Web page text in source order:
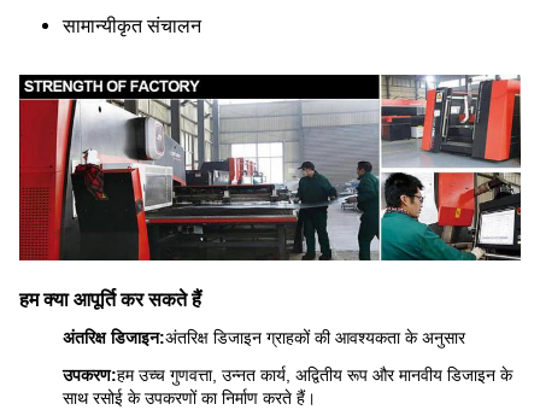
सामान्यीकृत संचालन
हम क्या आपूर्ति कर सकते हैं
अंतरिक्ष डिजाइन:अंतरिक्ष डिजाइन ग्राहकों की आवश्यकता के अनुसार
उपकरण:हम उच्च गुणवत्ता, उन्नत कार्य, अद्वितीय रूप और मानवीय डिजाइन के
साथ रसोई के उपकरणों का निर्माण करते हैं।